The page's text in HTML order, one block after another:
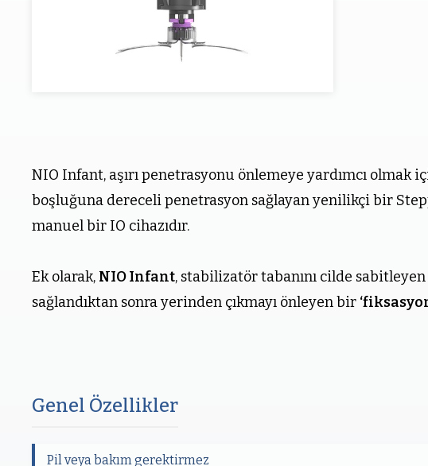
NIO Infant, aşırı penetrasyonu önlemeye yardımcı olmak
boşluğuna dereceli penetrasyon sağlayan yenilikçi bir
manuel bir IO cihazıdır.
Ek olarak, NIO Infant, stabilizatör tabanını cilde
sağlandıktan sonra yerinden çıkmayı önleyen bir
Genel Özellikler
Pil veya bakım gerektirmez